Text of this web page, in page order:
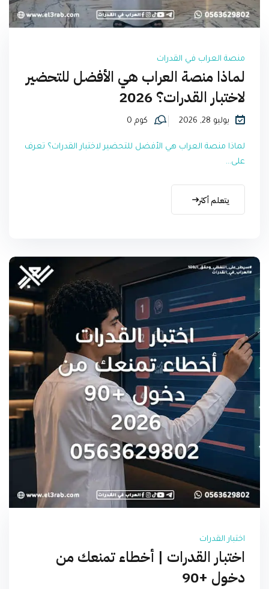
منصة العراب في القدرات
لماذا منصة العراب هي الأفضل للتحضير
لاختبار القدرات؟ 2026
يوليو 28, 2026 كوم 0
لماذا منصة العراب هي الأفضل للتحضير لاختبار القدرات؟ تعرف
على...
يتعلم أكثر
اختبار القدرات
اختبار القدرات | أخطاء تمنعك من
دخول +90